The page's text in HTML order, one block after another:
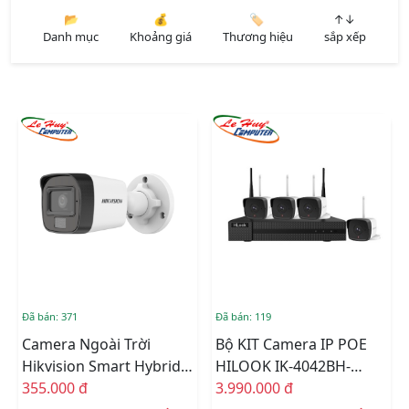
📂
Danh mục
💰
Khoảng giá
🏷️
Thương hiệu
↑↓
sắp xếp
Đã bán: 371
Camera Ngoài Trời
Hikvision Smart Hybrid
Light DS-2CE16D0T-
355.000 đ
Đã bán: 119
Bộ KIT Camera IP POE
HILOOK IK-4042BH-
MH/P
3.990.000 đ